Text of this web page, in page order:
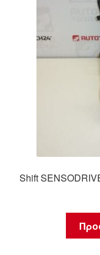
Οροι και
Παγκόσμια
Shift